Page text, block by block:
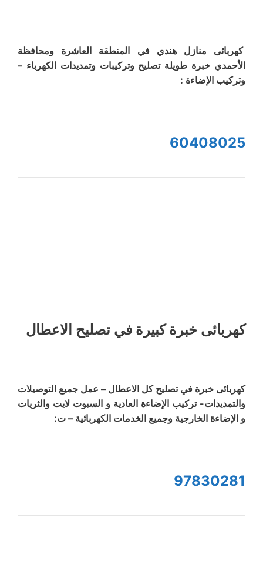
كهربائى منازل هندي في المنطقة العاشرة ومحافظة
الأحمدي خبرة طويلة تصليح وتركيبات وتمديدات الكهرباء –
وتركيب الإضاءة :
60408025
كهربائى خبرة كبيرة في تصليح الاعطال
كهربائى خبرة في تصليح كل الاعطال – عمل جميع التوصيلات
والتمديدات- تركيب الإضاءة العادية و السبوت لايت والثريات
و الإضاءة الخارجية وجميع الخدمات الكهربائية – ت:
97830281